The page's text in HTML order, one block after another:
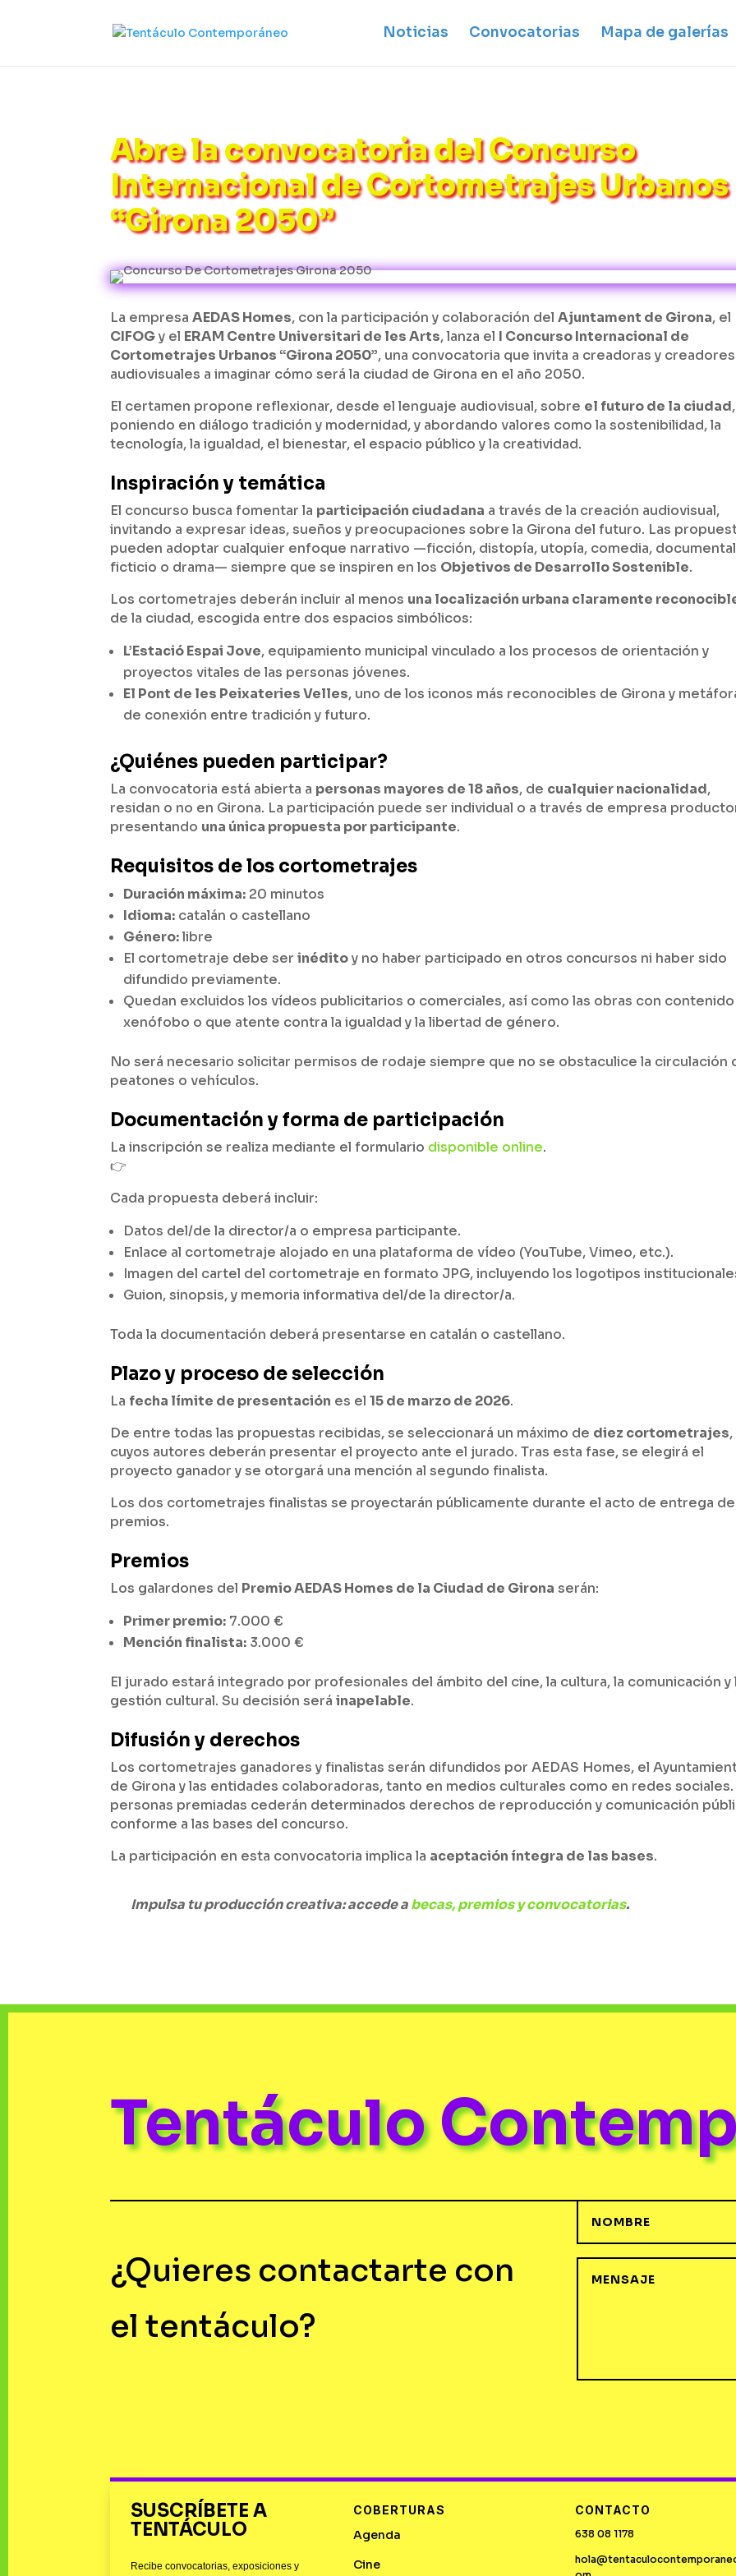
Noticias Convocatorias Mapa de galerías
Abre la convocatoria del Concurso
Internacional de Cortometrajes Urbanos
“Girona 2050”
La empresaAEDAS Homes, con la participación y colaboración delAjuntament de Girona, el
CIFOGy el ERAM Centre Universitari de les Arts, lanza el I Concurso Internacional de
Cortometrajes Urbanos “Girona 2050”, una convocatoria que invita a creadoras y creadores
audiovisuales a imaginar cómo será la ciudad de Girona en el año 2050.
El certamen propone reflexionar, desde el lenguaje audiovisual, sobre el futuro de la ciudad,
poniendo en diálogo tradición y modernidad, y abordando valores como la sostenibilidad, la
tecnología, la igualdad, el bienestar, el espacio público y la creatividad.
Inspiración y temática
El concurso busca fomentar la participación ciudadana a través de la creación audiovisual,
invitando a expresar ideas, sueños y preocupaciones sobre la Girona del futuro. Las
pueden adoptar cualquier enfoque narrativo —ficción, distopía, utopía, comedia, documental
ficticio o drama— siempre que se inspiren en los Objetivos de Desarrollo Sostenible.
Los cortometrajes deberán incluir al menos una localización urbana claramente
de la ciudad, escogida entre dos espacios simbólicos:
L’Estació Espai Jove, equipamiento municipal vinculado a los procesos de orientación y
proyectos vitales de las personas jóvenes.
El Pont de les Peixateries Velles, uno de los iconos más reconocibles de Girona y
de conexión entre tradición y futuro.
¿Quiénes pueden participar?
La convocatoria está abierta a personas mayores de 18 años, de cualquier nacionalidad,
residan o no en Girona. La participación puede ser individual o a través de empresa
presentando una única propuesta por participante.
Requisitos de los cortometrajes
Duración máxima: 20 minutos
Idioma: catalán o castellano
Género:libre
El cortometraje debe serinéditoy no haber participado en otros concursos ni haber sido
difundido previamente.
Quedan excluidos los vídeos publicitarios o comerciales, así como las obras con contenido
xenófobo o que atente contra la igualdad y la libertad de género.
No será necesario solicitar permisos de rodaje siempre que no se obstaculice la circulación
peatones o vehículos.
Documentación y forma de participación
La inscripción se realiza mediante el formulario disponible online.
👉
Cada propuesta deberá incluir:
Datos del/de la director/a o empresa participante.
Enlace al cortometraje alojado en una plataforma de vídeo (YouTube, Vimeo, etc.).
Imagen del cartel del cortometraje en formato JPG, incluyendo los logotipos
Guion, sinopsis, y memoria informativa del/de la director/a.
Toda la documentación deberá presentarse en catalán o castellano.
Plazo y proceso de selección
La fecha límite de presentación es el15 de marzo de 2026.
De entre todas las propuestas recibidas, se seleccionará un máximo de diez cortometrajes,
cuyos autores deberán presentar el proyecto ante el jurado. Tras esta fase, se elegirá el
proyecto ganador y se otorgará una mención al segundo finalista.
Los dos cortometrajes finalistas se proyectarán públicamente durante el acto de entrega de
premios.
Premios
Los galardones del Premio AEDAS Homes de la Ciudad de Girona serán:
Primer premio: 7.000 €
Mención finalista: 3.000 €
El jurado estará integrado por profesionales del ámbito del cine, la cultura, la comunicación y
gestión cultural. Su decisión seráinapelable.
Difusión y derechos
Los cortometrajes ganadores y finalistas serán difundidos por AEDAS Homes, el
de Girona y las entidades colaboradoras, tanto en medios culturales como en redes sociales.
personas premiadas cederán determinados derechos de reproducción y comunicación
conforme a las bases del concurso.
La participación en esta convocatoria implica la aceptación íntegra de las bases.
Impulsa tu producción creativa: accede abecas, premios y convocatorias.
Tentáculo
¿Quieres contactarte con
el tentáculo?
SUSCRÍBETE A
TENTÁCULO
Recibe convocatorias, exposiciones y
COBERTURAS
Agenda
Cine
CONTACTO
638 08 1178